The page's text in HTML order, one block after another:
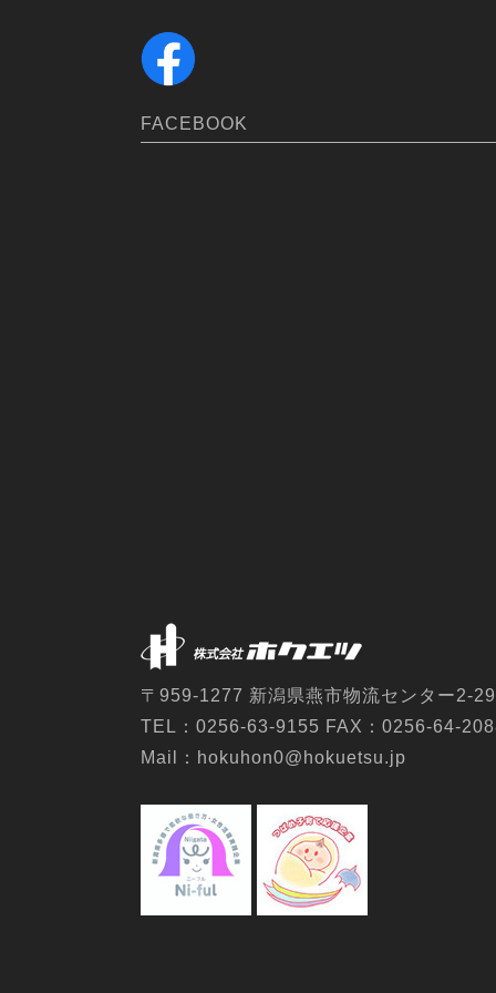
FACEBOOK
〒959-1277 新潟県燕市物流センター2-29
TEL：0256-63-9155 FAX：0256-64-
Mail：hokuhon0@hokuetsu.jp